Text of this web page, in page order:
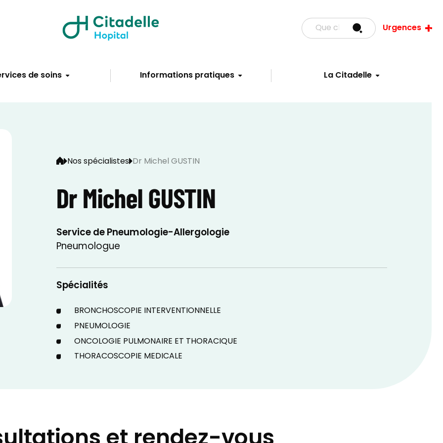
de soins Informations pratiques La Citadelle
Urgences
Nos spécialistes Dr Michel GUSTIN
Dr Michel GUSTIN
Service de Pneumologie-Allergologie
Pneumologue
Spécialités
BRONCHOSCOPIE INTERVENTIONNELLE
PNEUMOLOGIE
ONCOLOGIE PULMONAIRE ET THORACIQUE
THORACOSCOPIE MEDICALE